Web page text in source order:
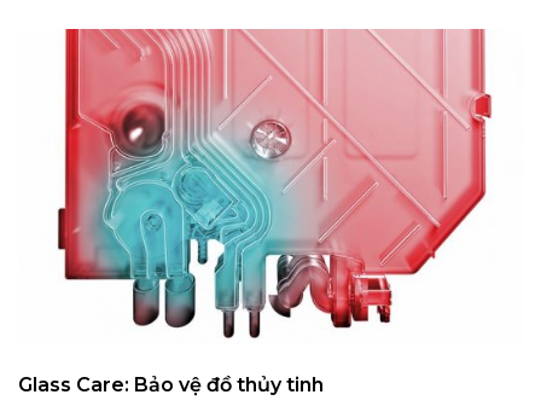
Glass Care: Bảo vệ đồ thủy tinh